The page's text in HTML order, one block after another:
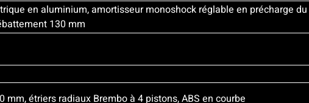
en aluminium, amortisseur monoshock réglable en précharge du
130 mm
mm, étriers radiaux Brembo à 4 pistons, ABS en courbe